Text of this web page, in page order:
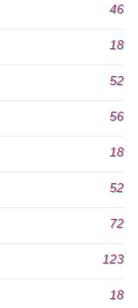
46
18
52
56
18
52
72
123
18